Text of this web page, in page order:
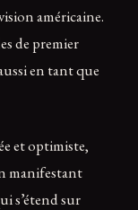
américaine.
de premier
en tant que
et optimiste,
manifestant
s’étend sur